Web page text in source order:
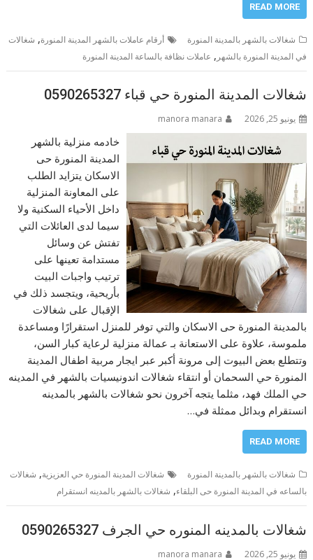
READ MORE
شغالات بالشهر بالمدينة المنورة أرقام عاملات بالشهر المدينة المنورة, شغالات
في المدينة المنورة بالشهر , عاملات نظافة بالساعة المدينة المنورة
شغالات المدينة المنورة حي قباء 0590265327
يونيو 25, 2026 manora manara
خادمه منزلية بالشهر
المدينة المنورة حى
الاسكان يتزايد الطلب
على المعاونة المنزلية
داخل الأحياء السكنية ولا
سيما لدى العائلات التي
تفتش عن وسائل
مستدامة تعينها على
ترتيب واجبات البيت
بأريحية، ويتجسد ذلك في
الإقبال على شغالات
بالمدينة المنورة حى الاسكان والتي توفر للمنزل استقرارًا ومساعدة
ملموسة، علاوة على الاستعانة بـ عمالة منزلية لرعاية كبار السن،
وتتطلع بعض البيوت إلى مرونة أكبر عبر ايجار مربية اطفال المدينة
المنورة حي السحمان أو انتقاء شغالات اندونيسيات بالشهر في المدينه
حي الملك فهد، مثلما يتجه آخرون نحو شغالات بالشهر بالمدينه
انستقرام وبدائل ممثلة في…
READ MORE
شغالات بالشهر بالمدينة المنورة شغالات المدينة المنورة حي العزيزية, شغالات
بالساعه في المدينة المنورة حى البلقاء, شغالات بالشهر بالمدينه انستقرام
شغالات بالمدينه المنوره حي الجرف 0590265327
يونيو 25, 2026 manora manara